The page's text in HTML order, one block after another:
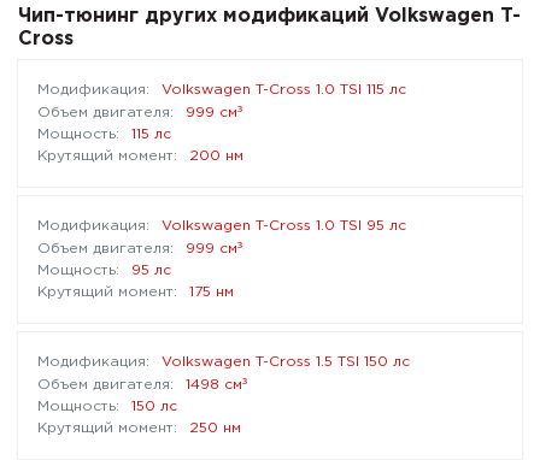
Чип-тюнинг других модификаций Volkswagen T-
Cross
Volkswagen T-Cross 1.0 TSI 115 лс
999 см³
115 лс
200 нм
Volkswagen T-Cross 1.0 TSI 95 лс
999 см³
95 лс
175 нм
Volkswagen T-Cross 1.5 TSI 150 лс
1498 см³
150 лс
250 нм